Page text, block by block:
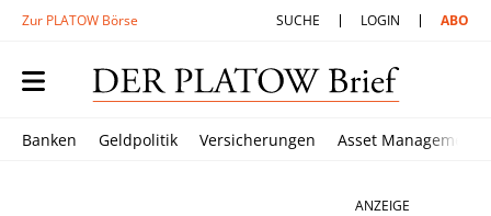
Zur PLATOW Börse SUCHE LOGIN ABO
Banken Geldpolitik Versicherungen Asset Management
ANZEIGE